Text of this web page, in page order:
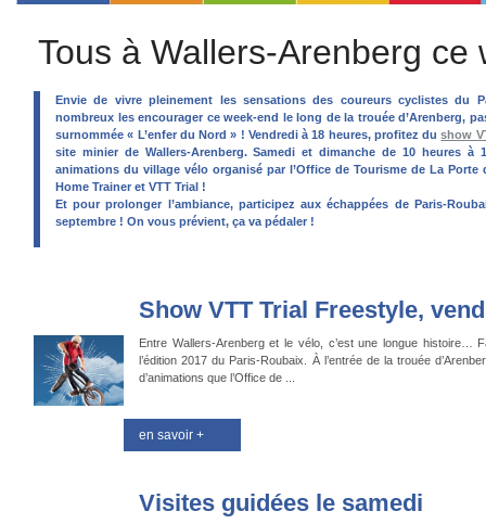
Tous à Wallers-Arenberg ce
Envie de vivre pleinement les sensations des coureurs cyclistes du
nombreux les encourager ce week-end le long de la trouée d’Arenberg,
surnommée « L’enfer du Nord » ! Vendredi à 18 heures, profitez dushow
site minier de Wallers-Arenberg. Samedi et dimanche de 10 heures à
animations du village vélo organisé par l’Office de Tourisme de La
Home Trainer et VTT Trial !
Et pour prolonger l’ambiance, participez aux échappées de Paris-
septembre ! On vous prévient, ça va pédaler !
Show VTT Trial Freestyle,
Entre Wallers-Arenberg et le vélo, c’est une longue histoire…
l’édition 2017 du Paris-Roubaix. À l’entrée de la trouée
d’animations que l’Office de ...
en savoir +
Visites guidées le samedi